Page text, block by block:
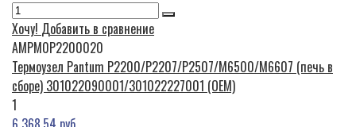
Хочу! Добавить в сравнение
AMPM0P2200020
Термоузел Pantum P2200/P2207/P2507/M6500/M6607 (печь в
сборе) 301022090001/301022227001 (OEM)
1